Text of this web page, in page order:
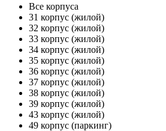
Все корпуса
31 корпус (жилой)
32 корпус (жилой)
33 корпус (жилой)
34 корпус (жилой)
35 корпус (жилой)
36 корпус (жилой)
37 корпус (жилой)
38 корпус (жилой)
39 корпус (жилой)
43 корпус (жилой)
49 корпус (паркинг)